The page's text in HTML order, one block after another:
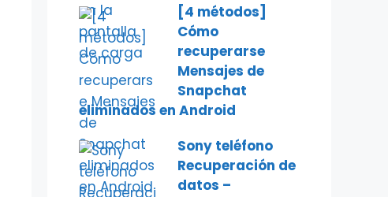
[4 métodos]
Cómo
recuperarse
Mensajes de
Snapchat
eliminados en Android
Sony teléfono
Recuperación de
datos –